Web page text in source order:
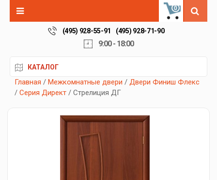
0
(495) 928-55-91 (495) 928-71-90
9:00 - 18:00
КАТАЛОГ
Главная / Межкомнатные двери / Двери Финиш Флекс
/ Серия Директ / Стрелиция ДГ